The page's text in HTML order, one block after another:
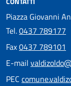
Piazza Giovanni
Tel.0437 789177
Fax0437 789101
E-mail
PEC